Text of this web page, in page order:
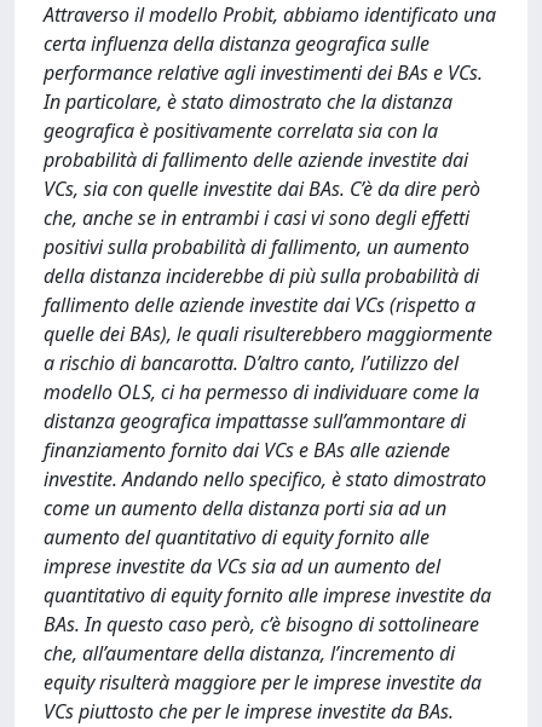
Attraverso il modello Probit, abbiamo identificato una
certa influenza della distanza geografica sulle
performance relative agli investimenti dei BAs e VCs.
In particolare, è stato dimostrato che la distanza
geografica è positivamente correlata sia con la
probabilità di fallimento delle aziende investite dai
VCs, sia con quelle investite dai BAs. C’è da dire però
che, anche se in entrambi i casi vi sono degli effetti
positivi sulla probabilità di fallimento, un aumento
della distanza inciderebbe di più sulla probabilità di
fallimento delle aziende investite dai VCs (rispetto a
quelle dei BAs), le quali risulterebbero maggiormente
a rischio di bancarotta. D’altro canto, l’utilizzo del
modello OLS, ci ha permesso di individuare come la
distanza geografica impattasse sull’ammontare di
finanziamento fornito dai VCs e BAs alle aziende
investite. Andando nello specifico, è stato dimostrato
come un aumento della distanza porti sia ad un
aumento del quantitativo di equity fornito alle
imprese investite da VCs sia ad un aumento del
quantitativo di equity fornito alle imprese investite da
BAs. In questo caso però, c’è bisogno di sottolineare
che, all’aumentare della distanza, l’incremento di
equity risulterà maggiore per le imprese investite da
VCs piuttosto che per le imprese investite da BAs.